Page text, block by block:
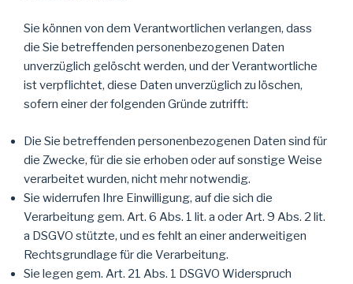
Sie können von dem Verantwortlichen verlangen, dass
die Sie betreffenden personenbezogenen Daten
unverzüglich gelöscht werden, und der Verantwortliche
ist verpflichtet, diese Daten unverzüglich zu löschen,
sofern einer der folgenden Gründe zutrifft:
Die Sie betreffenden personenbezogenen Daten sind für
die Zwecke, für die sie erhoben oder auf sonstige Weise
verarbeitet wurden, nicht mehr notwendig.
Sie widerrufen Ihre Einwilligung, auf die sich die
Verarbeitung gem. Art. 6 Abs. 1 lit. a oder Art. 9 Abs. 2 lit.
a DSGVO stützte, und es fehlt an einer anderweitigen
Rechtsgrundlage für die Verarbeitung.
Sie legen gem. Art. 21 Abs. 1 DSGVO Widerspruch